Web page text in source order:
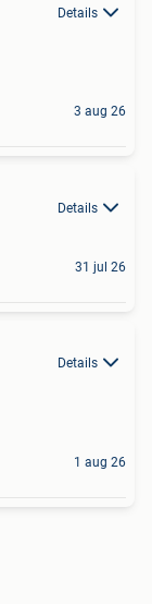
Details
3 aug 26
Details
31 jul 26
Details
1 aug 26